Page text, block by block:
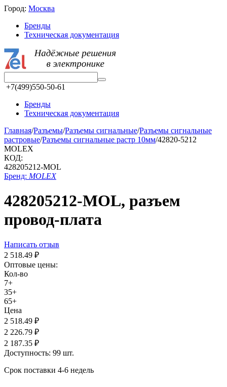
Город: Москва
Бренды
Техническая документация
+7(499)550-50-61
Бренды
Техническая документация
Главная/Разъeмы/Разъeмы сигнальные/Разъeмы сигнальные
растровые/Разъeмы сигнальные растр 10мм/42820-5212
MOLEX
КОД:
428205212-MOL
Бренд: MOLEX
428205212-MOL, разъем
провод-плата
Написать отзыв
2 518.49 ₽
Оптовые цены:
Кол-во
7+
35+
65+
Цена
2 518.49 ₽
2 226.79 ₽
2 187.35 ₽
Доступность: 99 шт.
Срок поставки 4-6 недель